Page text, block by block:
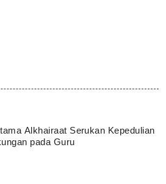
Alkhairaat Serukan Kepedulian
pada Guru